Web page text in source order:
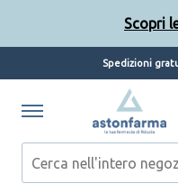
Spedizioni
Scopri